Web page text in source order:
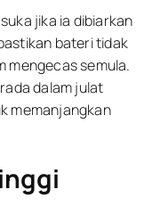
jika ia dibiarkan
bateri tidak
mengecas semula.
dalam julat
memanjangkan